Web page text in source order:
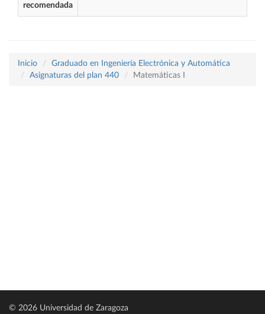
recomendada
Inicio
Graduado en Ingeniería Electrónica y Automática
Asignaturas del plan 440
Matemáticas I
© 2026 Universidad de Zaragoza